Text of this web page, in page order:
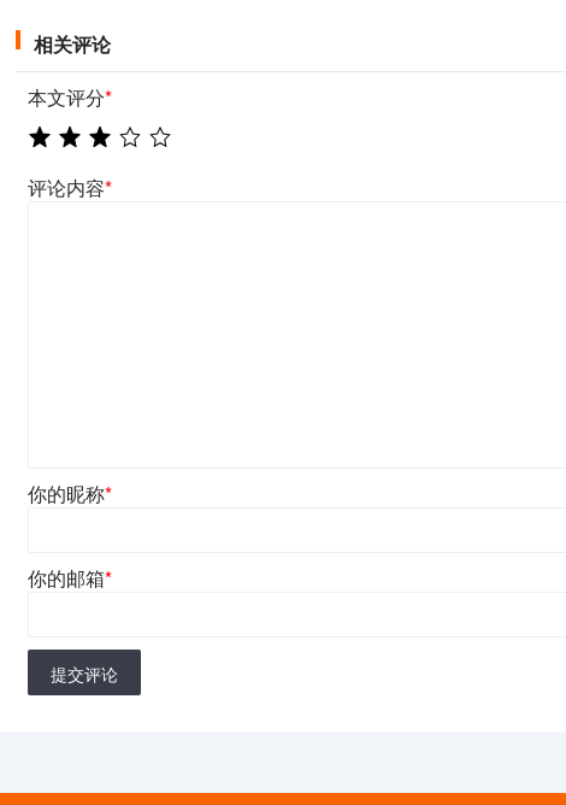
相关评论
本文评分*
评论内容*
你的昵称*
你的邮箱*
提交评论